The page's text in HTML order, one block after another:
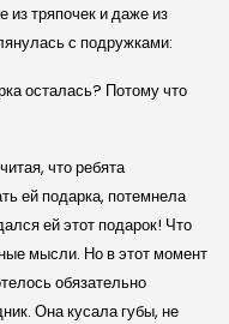
из тряпочек и даже из
с подружками:
осталась? Потому что
что ребята
ей подарка, потемнела
ей этот подарок! Что
мысли. Но в этот момент
обязательно
Она кусала губы, не